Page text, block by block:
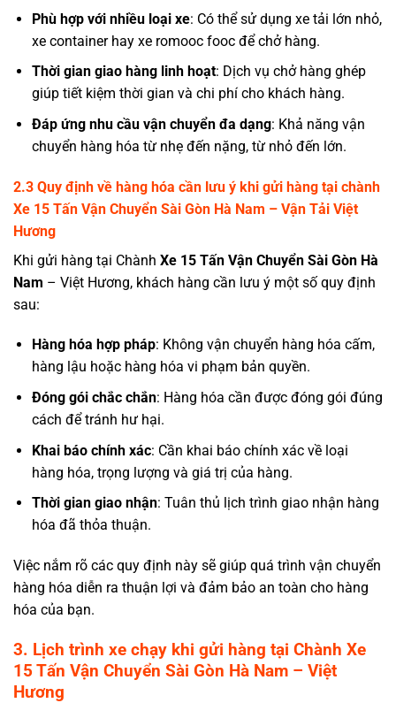
Phù hợp với nhiều loại xe: Có thể sử dụng xe tải lớn nhỏ,
xe container hay xe romooc fooc để chở hàng.
Thời gian giao hàng linh hoạt: Dịch vụ chở hàng ghép
giúp tiết kiệm thời gian và chi phí cho khách hàng.
Đáp ứng nhu cầu vận chuyển đa dạng: Khả năng vận
chuyển hàng hóa từ nhẹ đến nặng, từ nhỏ đến lớn.
2.3 Quy định về hàng hóa cần lưu ý khi gửi hàng tại chành
Xe 15 Tấn Vận Chuyển Sài Gòn Hà Nam – Vận Tải Việt
Hương
Khi gửi hàng tại Chành Xe 15 Tấn Vận Chuyển Sài Gòn Hà
Nam – Việt Hương, khách hàng cần lưu ý một số quy định
sau:
Hàng hóa hợp pháp: Không vận chuyển hàng hóa cấm,
hàng lậu hoặc hàng hóa vi phạm bản quyền.
Đóng gói chắc chắn: Hàng hóa cần được đóng gói đúng
cách để tránh hư hại.
Khai báo chính xác: Cần khai báo chính xác về loại
hàng hóa, trọng lượng và giá trị của hàng.
Thời gian giao nhận: Tuân thủ lịch trình giao nhận hàng
hóa đã thỏa thuận.
Việc nắm rõ các quy định này sẽ giúp quá trình vận chuyển
hàng hóa diễn ra thuận lợi và đảm bảo an toàn cho hàng
hóa của bạn.
3. Lịch trình xe chạy khi gửi hàng tại Chành Xe
15 Tấn Vận Chuyển Sài Gòn Hà Nam – Việt
Hương